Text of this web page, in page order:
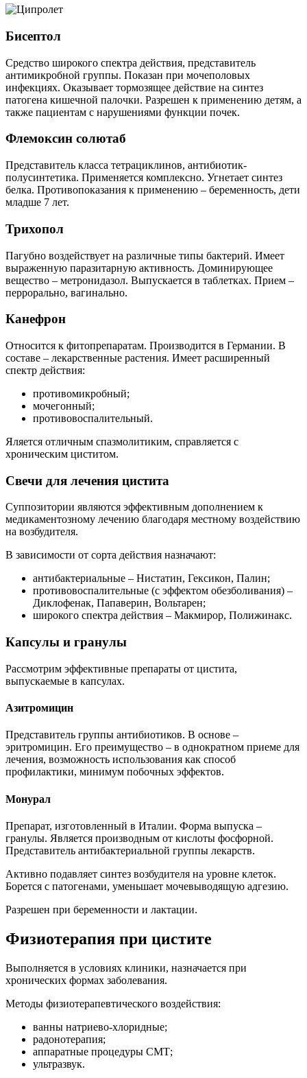
Бисептол
Средство широкого спектра действия, представитель
антимикробной группы. Показан при мочеполовых
инфекциях. Оказывает тормозящее действие на синтез
патогена кишечной палочки. Разрешен к применению детям, а
также пациентам с нарушениями функции почек.
Флемоксин солютаб
Представитель класса тетрациклинов, антибиотик-
полусинтетика. Применяется комплексно. Угнетает синтез
белка. Противопоказания к применению – беременность, дети
младше 7 лет.
Трихопол
Пагубно воздействует на различные типы бактерий. Имеет
выраженную паразитарную активность. Доминирующее
вещество – метронидазол. Выпускается в таблетках. Прием –
перрорально, вагинально.
Канефрон
Относится к фитопрепаратам. Производится в Германии. В
составе – лекарственные растения. Имеет расширенный
спектр действия:
противомикробный;
мочегонный;
противовоспалительный.
Яляется отличным спазмолитиким, справляется с
хроническим циститом.
Свечи для лечения цистита
Суппозитории являются эффективным дополнением к
медикаментозному лечению благодаря местному воздействию
на возбудителя.
В зависимости от сорта действия назначают:
антибактериальные – Нистатин, Гексикон, Палин;
противовоспалительные (с эффектом обезболивания) –
Диклофенак, Папаверин, Вольтарен;
широкого спектра действия – Макмирор, Полижинакс.
Капсулы и гранулы
Рассмотрим эффективные препараты от цистита,
выпускаемые в капсулах.
Азитромицин
Представитель группы антибиотиков. В основе –
эритромицин. Его преимущество – в однократном приеме для
лечения, возможность использования как способ
профилактики, минимум побочных эффектов.
Монурал
Препарат, изготовленный в Италии. Форма выпуска –
гранулы. Является производным от кислоты фосфорной.
Представитель антибактериальной группы лекарств.
Активно подавляет синтез возбудителя на уровне клеток.
Борется с патогенами, уменьшает мочевыводящую адгезию.
Разрешен при беременности и лактации.
Физиотерапия при цистите
Выполняется в условиях клиники, назначается при
хронических формах заболевания.
Методы физиотерапевтического воздействия:
ванны натриево-хлоридные;
радонотерапия;
аппаратные процедуры СМТ;
ультразвук.